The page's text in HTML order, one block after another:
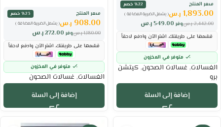
سعر المنتج
٪22 خصم
( يشمل الضريبة المضافة )
1,893.00 ر.س
وفر 549.00 ر.س 2,442.00 ر.س
قسّمها على طريقتك. اشترِ الآن وادفع لاحقاً
متوفر في المخزون
الغسالات, غسالات الصحون, كيتشن
برو
إضافة إلى السلة
سعر المنتج
٪23 خصم
( يشمل الضريبة المضافة )
908.00 ر.س
وفر 272.00ر.س 1,180.00 ر.س
قسّمها على طريقتك. اشترِ الآن وادفع لاحقاً
متوفر في المخزون
الغسالات, غسالات الصحون
إضافة إلى السلة